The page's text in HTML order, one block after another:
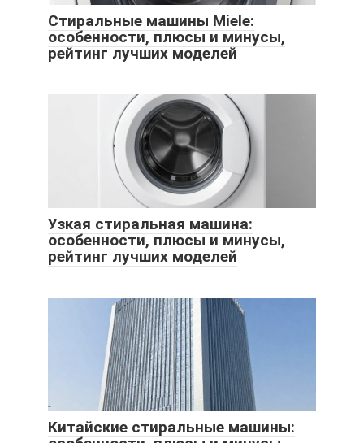
Стиральные машины Miele:
особенности, плюсы и минусы,
рейтинг лучших моделей
Узкая стиральная машина:
особенности, плюсы и минусы,
рейтинг лучших моделей
Китайские стиральные машины: